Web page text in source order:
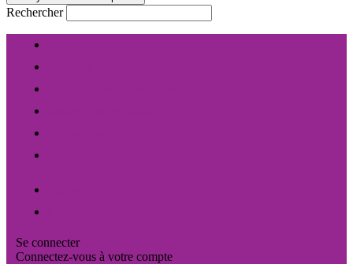
Rechercher
Se connecter
Connectez-vous à votre compte